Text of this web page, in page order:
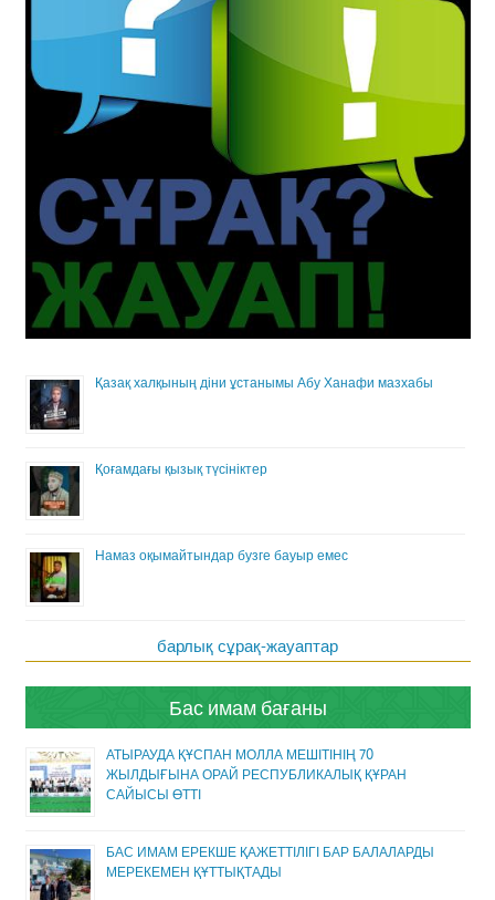
Қазақ халқының діни ұстанымы Абу Ханафи мазхабы
Қоғамдағы қызық түсініктер
Намаз оқымайтындар бузге бауыр емес
барлық сұрақ-жауаптар
Бас имам бағаны
АТЫРАУДА ҚҰСПАН МОЛЛА МЕШІТІНІҢ 70
ЖЫЛДЫҒЫНА ОРАЙ РЕСПУБЛИКАЛЫҚ ҚҰРАН
САЙЫСЫ ӨТТІ
БАС ИМАМ ЕРЕКШЕ ҚАЖЕТТІЛІГІ БАР БАЛАЛАРДЫ
МЕРЕКЕМЕН ҚҰТТЫҚТАДЫ